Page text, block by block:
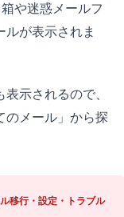
や迷惑メールフ
が表示されま
示されるので、
のメール」から探
移行・設定・トラブル